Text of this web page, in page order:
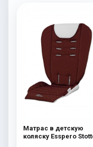
Матрас в детскую
коляску Esspero